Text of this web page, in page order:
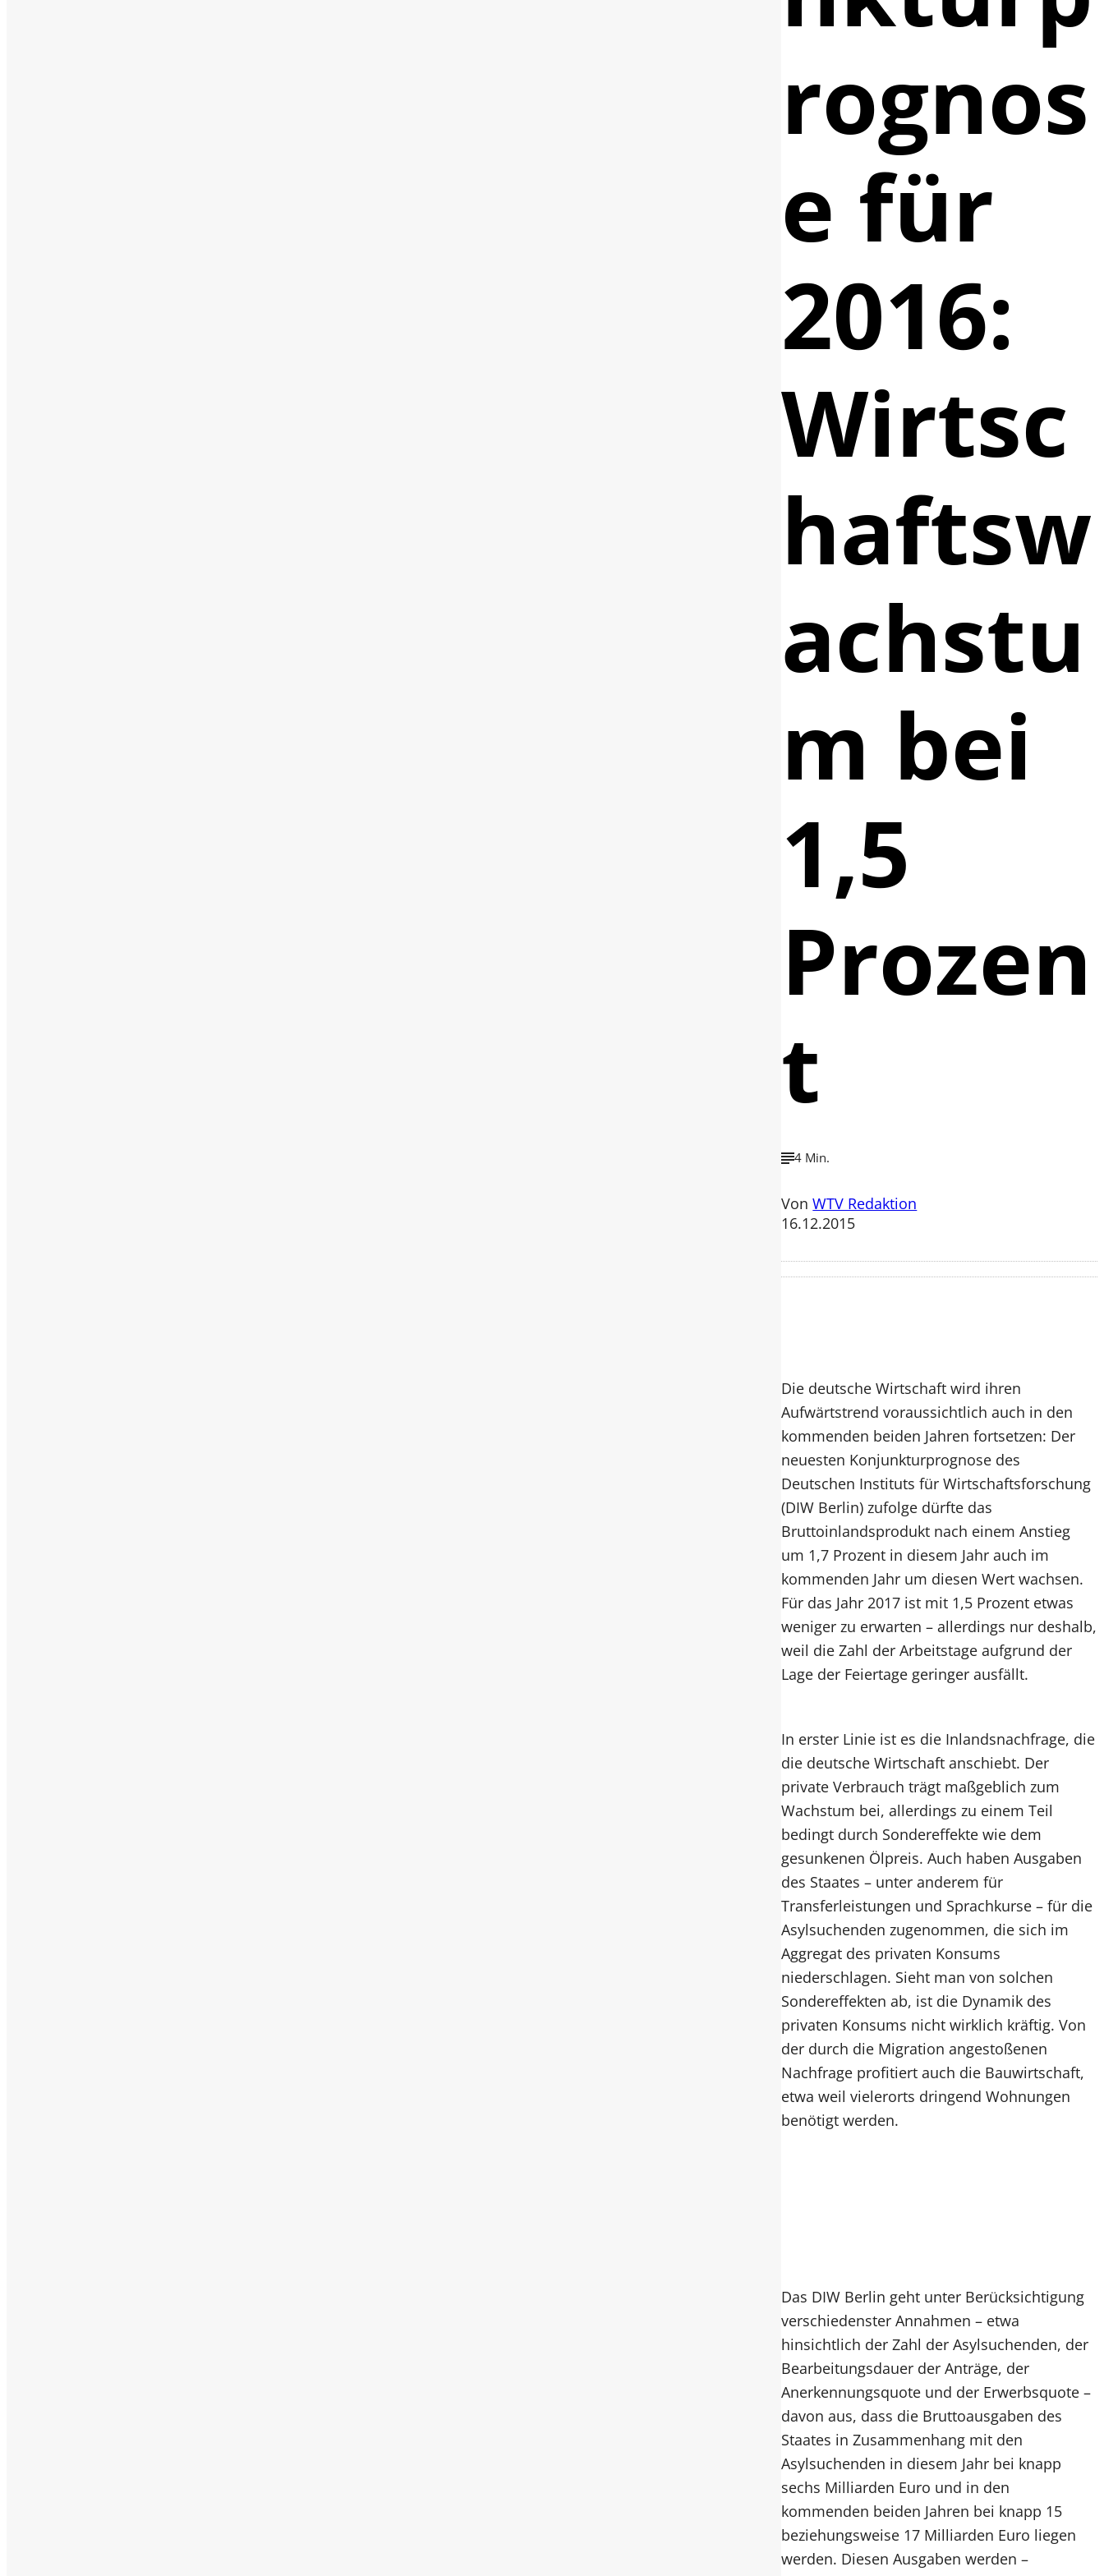
rognos
e für
2016:
Wirtsc
haftsw
achstu
m bei
1,5
Prozen
t
4 Min.
VonWTV Redaktion
16.12.2015
Die deutsche Wirtschaft wird ihren
Aufwärtstrend voraussichtlich auch in den
kommenden beiden Jahren fortsetzen: Der
neuesten Konjunkturprognose des
Deutschen Instituts für Wirtschaftsforschung
(DIW Berlin) zufolge dürfte das
Bruttoinlandsprodukt nach einem Anstieg
um 1,7 Prozent in diesem Jahr auch im
kommenden Jahr um diesen Wert wachsen.
Für das Jahr 2017 ist mit 1,5 Prozent etwas
weniger zu erwarten – allerdings nur deshalb,
weil die Zahl der Arbeitstage aufgrund der
Lage der Feiertage geringer ausfällt.
In erster Linie ist es die Inlandsnachfrage, die
die deutsche Wirtschaft anschiebt. Der
private Verbrauch trägt maßgeblich zum
Wachstum bei, allerdings zu einem Teil
bedingt durch Sondereffekte wie dem
gesunkenen Ölpreis. Auch haben Ausgaben
des Staates – unter anderem für
Transferleistungen und Sprachkurse – für die
Asylsuchenden zugenommen, die sich im
Aggregat des privaten Konsums
niederschlagen. Sieht man von solchen
Sondereffekten ab, ist die Dynamik des
privaten Konsums nicht wirklich kräftig. Von
der durch die Migration angestoßenen
Nachfrage profitiert auch die Bauwirtschaft,
etwa weil vielerorts dringend Wohnungen
benötigt werden.
Das DIW Berlin geht unter Berücksichtigung
verschiedenster Annahmen – etwa
hinsichtlich der Zahl der Asylsuchenden, der
Bearbeitungsdauer der Anträge, der
Anerkennungsquote und der Erwerbsquote –
davon aus, dass die Bruttoausgaben des
Staates in Zusammenhang mit den
Asylsuchenden in diesem Jahr bei knapp
sechs Milliarden Euro und in den
kommenden beiden Jahren bei knapp 15
beziehungsweise 17 Milliarden Euro liegen
werden. Diesen Ausgaben werden –